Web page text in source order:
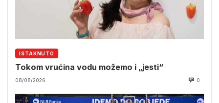
ISTAKNUTO
Tokom vrućina vodu možemo i „jesti“
08/08/2026 0